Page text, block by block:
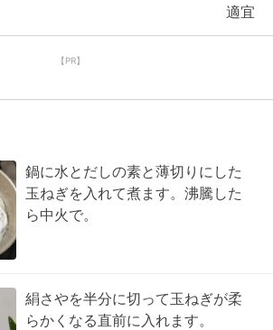
適宜
【PR】
鍋に水とだしの素と薄切りにした
玉ねぎを入れて煮ます。沸騰した
ら中火で。
絹さやを半分に切って玉ねぎが柔
らかくなる直前に入れます。